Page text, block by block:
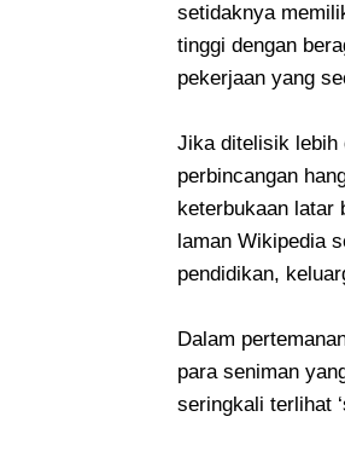
setidaknya
tinggi dengan
pekerjaan yang
Jika ditelisik lebih
perbincangan
keterbukaan latar
laman Wikipedia
pendidikan,
Dalam
para seniman
seringkali terlihat